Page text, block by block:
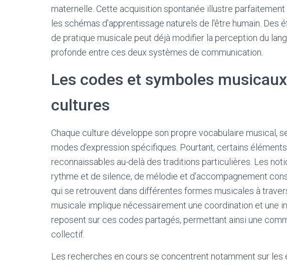
maternelle. Cette acquisition spontanée illustre
les schémas d'apprentissage naturels de l'être humain. Des
de pratique musicale peut déjà modifier la perception du
profonde entre ces deux systèmes de communication.
Les codes et symboles
cultures
Chaque culture développe son propre vocabulaire musical,
modes d'expression spécifiques. Pourtant, certains
reconnaissables au-delà des traditions particulières. Les
rythme et de silence, de mélodie et d'accompagnement
qui se retrouvent dans différentes formes musicales à
musicale implique nécessairement une coordination et une
reposent sur ces codes partagés, permettant ainsi une
collectif.
Les recherches en cours se concentrent notamment sur